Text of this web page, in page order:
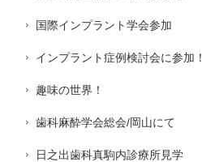
国際インプラント学会参加
インプラント症例検討会に参加！
趣味の世界！
歯科麻酔学会総会/岡山にて
日之出歯科真駒内診療所見学